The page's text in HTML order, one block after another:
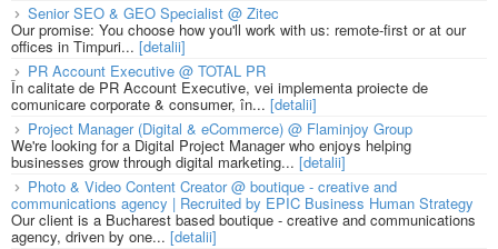
Senior SEO & GEO Specialist @ Zitec
Our promise: You choose how you'll work with us: remote-first or at our
offices in Timpuri... [detalii]
PR Account Executive @ TOTAL PR
În calitate de PR Account Executive, vei implementa proiecte de
comunicare corporate & consumer, în... [detalii]
Project Manager (Digital & eCommerce) @ Flaminjoy Group
We're looking for a Digital Project Manager who enjoys helping
businesses grow through digital marketing... [detalii]
Photo & Video Content Creator @ boutique - creative and
communications agency | Recruited by EPIC Business Human Strategy
Our client is a Bucharest based boutique - creative and communications
agency, driven by one... [detalii]